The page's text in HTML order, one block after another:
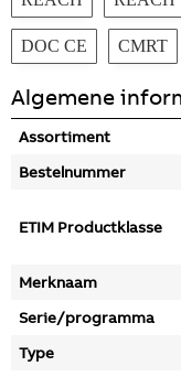
DOC CE CMRT
Algemene
Assortiment
Bestelnummer
ETIM Productklasse
Merknaam
Serie/programma
Type